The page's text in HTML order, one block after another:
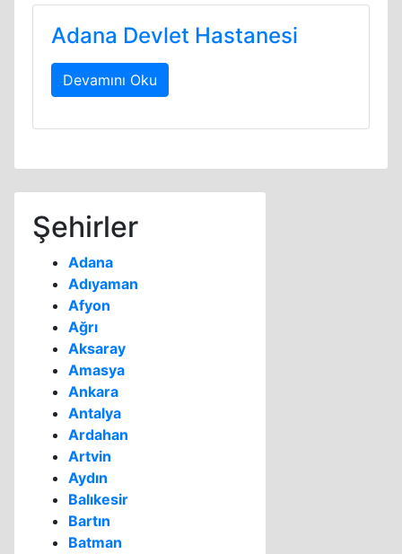
Adana Devlet Hastanesi
Devamını Oku
Şehirler
Adana
Adıyaman
Afyon
Ağrı
Aksaray
Amasya
Ankara
Antalya
Ardahan
Artvin
Aydın
Balıkesir
Bartın
Batman